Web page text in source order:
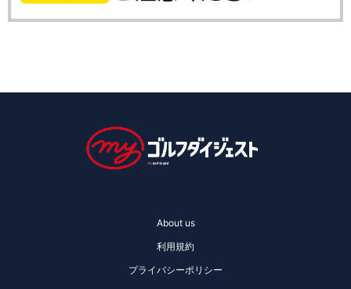
About us
利用規約
プライバシーポリシー